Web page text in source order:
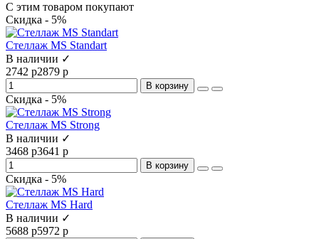
С этим товаром покупают
Скидка - 5%
Стеллаж MS Standart
В наличии ✓
2742 р2879 р
В корзину
Скидка - 5%
Стеллаж MS Strong
В наличии ✓
3468 р3641 р
В корзину
Скидка - 5%
Стеллаж MS Hard
В наличии ✓
5688 р5972 р